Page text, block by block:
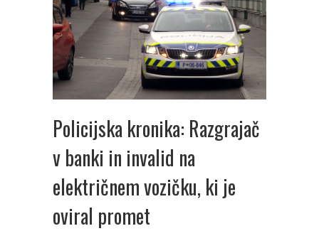
Policijska kronika: Razgrajač
v banki in invalid na
električnem vozičku, ki je
oviral promet